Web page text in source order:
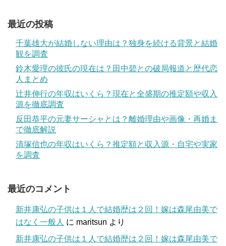
最近の投稿
千葉雄大が結婚しない理由は？独身を続ける背景と結婚
観を調査
鈴木愛理の彼氏の現在は？田中碧との破局報道と歴代恋
人まとめ
辻井伸行の年収はいくら？現在と全盛期の推定額や収入
源を徹底調査
反田恭平の元妻サーシャとは？離婚理由や画像・再婚ま
で徹底解説
清塚信也の年収はいくら？推定額と収入源・自宅や実家
を調査
最近のコメント
新井康弘の子供は１人で結婚歴は２回！嫁は森尾由美で
はなく一般人 に maritsun より
新井康弘の子供は１人で結婚歴は２回！嫁は森尾由美で